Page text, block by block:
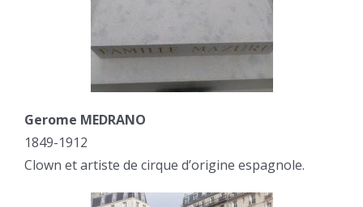
Gerome MEDRANO
1849-1912
Clown et artiste de cirque d’origine espagnole.